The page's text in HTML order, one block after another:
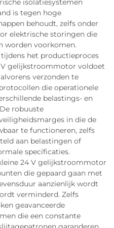
isolatiesystemen
is tegen hoge
behoudt, zelfs onder
elektrische storingen die
worden voorkomen.
het productieproces
V gelijkstroommotor voldoet
verzonden te
die operationele
belastings- en
robuuste
in die de
te functioneren, zelfs
aan belastingen of
specificaties.
24 V gelijkstroommotor
die gepaard gaan met
aanzienlijk wordt
verminderd. Zelfs
geavanceerde
die een constante